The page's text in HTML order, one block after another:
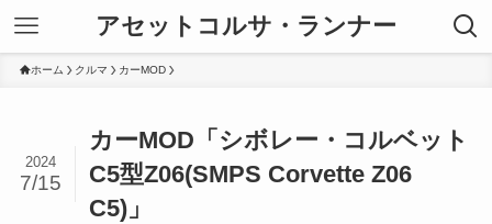
アセットコルサ・ランナー
ホーム クルマ カーMOD
カーMOD「シボレー・コルベット
C5型Z06(SMPS Corvette Z06
C5)」
2024
7/15